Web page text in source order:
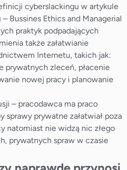
cyberslackingu w artykule
– Bussines Ethics and Managerial
praktyk podpadających
także załatwianie
Internetu, takich jak:
prywatnych zleceń, płacenie
nowej pracy i planowanie
– pracodawca ma praco
sprawy prywatne załatwiał poza
natomiast nie widzą nic złego
prywatnych spraw w czasie